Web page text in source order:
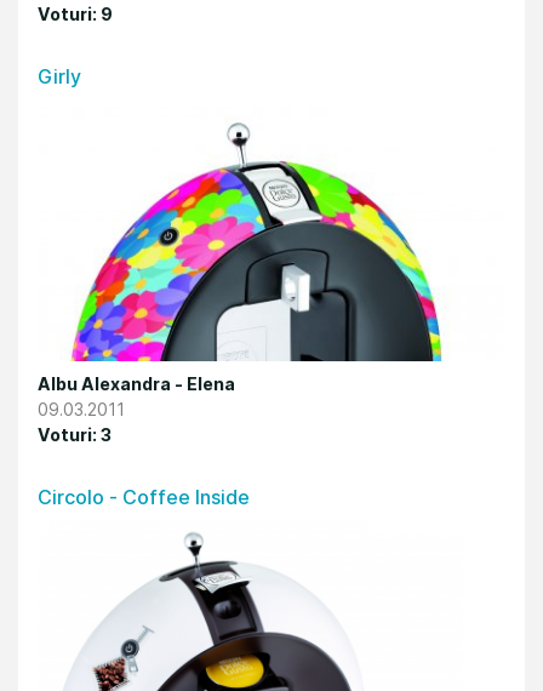
Voturi: 9
Girly
Albu Alexandra - Elena
09.03.2011
Voturi: 3
Circolo - Coffee Inside